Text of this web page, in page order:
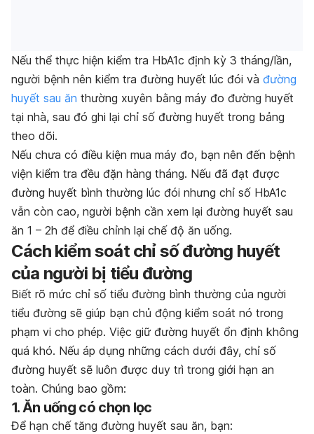
Nếu thể thực hiện kiểm tra HbA1c định kỳ 3 tháng/lần,
người bệnh nên kiểm tra đường huyết lúc đói và đường
huyết sau ăn thường xuyên bằng máy đo đường huyết
tại nhà, sau đó ghi lại chỉ số đường huyết trong bảng
theo dõi.
Nếu chưa có điều kiện mua máy đo, bạn nên đến bệnh
viện kiểm tra đều đặn hàng tháng. Nếu đã đạt được
đường huyết bình thường lúc đói nhưng chỉ số HbA1c
vẫn còn cao, người bệnh cần xem lại đường huyết sau
ăn 1 – 2h để điều chỉnh lại chế độ ăn uống.
Cách kiểm soát chỉ số đường huyết
của người bị tiểu đường
Biết rõ mức chỉ số tiểu đường bình thường của người
tiểu đường sẽ giúp bạn chủ động kiểm soát nó trong
phạm vi cho phép. Việc giữ đường huyết ổn định không
quá khó. Nếu áp dụng những cách dưới đây, chỉ số
đường huyết sẽ luôn được duy trì trong giới hạn an
toàn. Chúng bao gồm:
1. Ăn uống có chọn lọc
Để hạn chế tăng đường huyết sau ăn, bạn: